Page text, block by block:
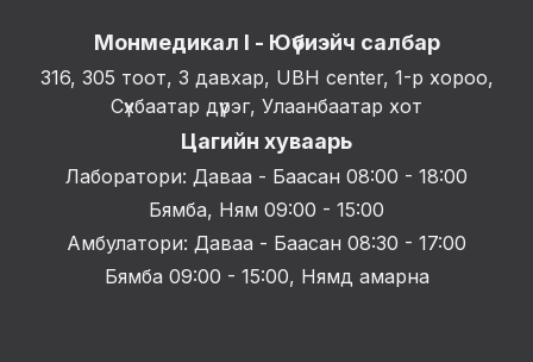
Монмедикал I - Юүбиэйч салбар
316, 305 тоот, 3 давхар, UBH center, 1-р хороо,
Сүхбаатар дүүрэг, Улаанбаатар хот
Цагийн хуваарь
Лаборатори: Даваа - Баасан 08:00 - 18:00
Бямба, Ням 09:00 - 15:00
Амбулатори: Даваа - Баасан 08:30 - 17:00
Бямба 09:00 - 15:00, Нямд амарна